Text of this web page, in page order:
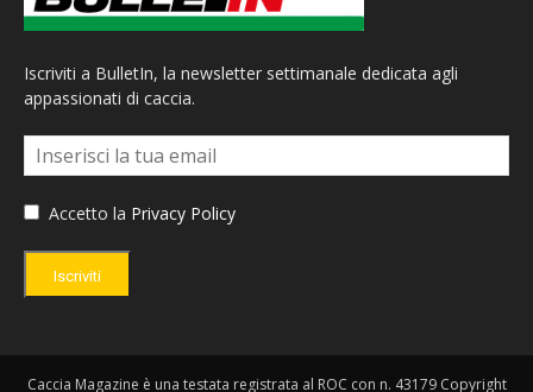
Iscriviti a BulletIn, la newsletter settimanale dedicata agli
appassionati di caccia.
Accetto la Privacy Policy
Iscriviti
Caccia Magazine è una testata registrata al ROC con n. 43179 Copyright